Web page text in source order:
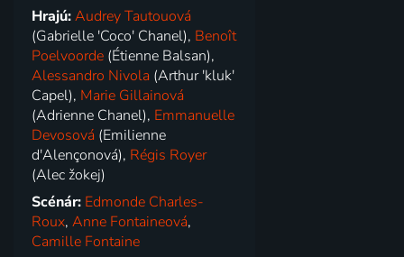
Hrajú:Audrey Tautouová
(Gabrielle 'Coco' Chanel), Benoît
Poelvoorde (Étienne Balsan),
Alessandro Nivola (Arthur 'kluk'
Capel), Marie Gillainová
(Adrienne Chanel), Emmanuelle
Devosová (Emilienne
d'Alençonová), Régis Royer
(Alec žokej)
Scénár: Edmonde Charles-
Roux,Anne Fontaineová,
Camille Fontaine